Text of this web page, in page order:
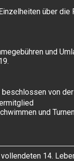
über
und
von
und
14.